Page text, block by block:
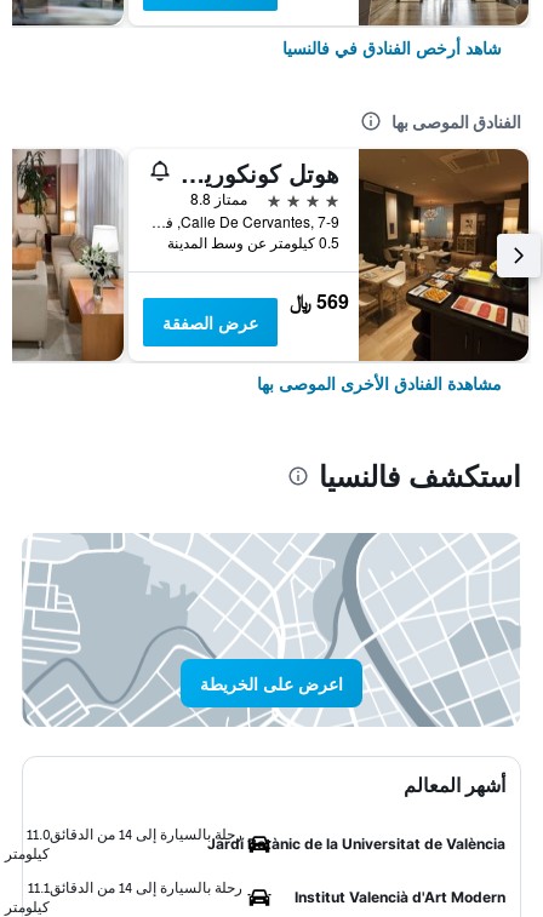
شاهد أرخص الفنادق في فالنسيا
الفنادق الموصى بها
هوتل كونكوريدور
4 نجوم
ممتاز 8.8
Calle De Cervantes, 7-9, فالنسيا, منطقة بلنسية, أسبانيا
0.5 كيلومتر عن وسط المدينة
569 ﷼
عرض الصفقة
مشاهدة الفنادق الأخرى الموصى بها
استكشف فالنسيا
اعرض على الخريطة
أشهر المعالم
Jardí Botànic de la Universitat de València
رحلة بالسيارة إلى 14 من الدقائق
11.0
كيلومتر
Institut Valencià d'Art Modern
رحلة بالسيارة إلى 14 من الدقائق
11.1
كيلومتر